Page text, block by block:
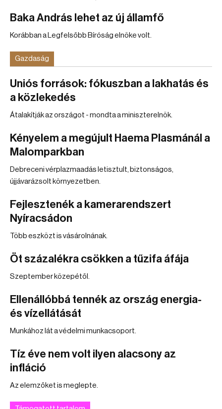
Baka András lehet az új államfő
Korábban a Legfelsőbb Bíróság elnöke volt.
Gazdaság
Uniós források: fókuszban a lakhatás és
a közlekedés
Átalakítják az országot - mondta a miniszterelnök.
Kényelem a megújult Haema Plasmánál a
Malomparkban
Debreceni vérplazmaadás letisztult, biztonságos,
újjávarázsolt környezetben.
Fejlesztenék a kamerarendszert
Nyíracsádon
Több eszközt is vásárolnának.
Öt százalékra csökken a tűzifa áfája
Szeptember közepétől.
Ellenállóbbá tennék az ország energia-
és vízellátását
Munkához lát a védelmi munkacsoport.
Tíz éve nem volt ilyen alacsony az
infláció
Az elemzőket is meglepte.